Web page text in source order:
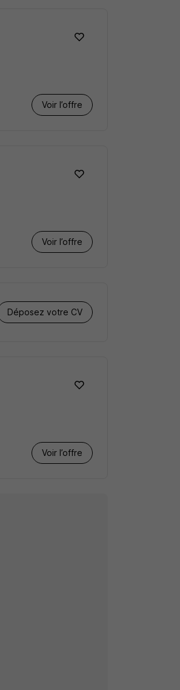
Voir l’offre
Voir l’offre
Déposez votre CV
Voir l’offre